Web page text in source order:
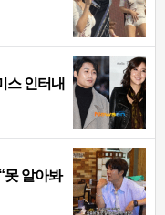
스 인터내
못 알아봐